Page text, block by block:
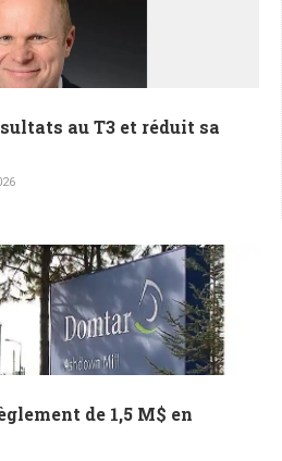
au T3 et réduit sa
de 1,5 M$ en